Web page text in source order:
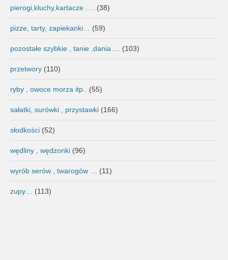
pierogi,kluchy,kartacze …. (38)
pizze, tarty, zapiekanki… (59)
pozostałe szybkie , tanie ,dania…. (103)
przetwory (110)
ryby , owoce morza itp.. (55)
sałatki, surówki , przystawki (166)
słodkości (52)
wędliny , wędzonki (96)
wyrób serów , twarogów … (11)
zupy… (113)